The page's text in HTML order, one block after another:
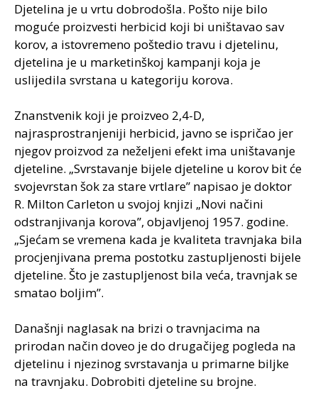
Djetelina je u vrtu dobrodošla. Pošto nije bilo
moguće proizvesti herbicid koji bi uništavao sav
korov, a istovremeno poštedio travu i djetelinu,
djetelina je u marketinškoj kampanji koja je
uslijedila svrstana u kategoriju korova.
Znanstvenik koji je proizveo 2,4-D,
najrasprostranjeniji herbicid, javno se ispričao jer
njegov proizvod za neželjeni efekt ima uništavanje
djeteline. „Svrstavanje bijele djeteline u korov bit će
svojevrstan šok za stare vrtlare” napisao je doktor
R. Milton Carleton u svojoj knjizi „Novi načini
odstranjivanja korova”, objavljenoj 1957. godine.
„Sjećam se vremena kada je kvaliteta travnjaka bila
procjenjivana prema postotku zastupljenosti bijele
djeteline. Što je zastupljenost bila veća, travnjak se
smatao boljim”.
Današnji naglasak na brizi o travnjacima na
prirodan način doveo je do drugačijeg pogleda na
djetelinu i njezinog svrstavanja u primarne biljke
na travnjaku. Dobrobiti djeteline su brojne.